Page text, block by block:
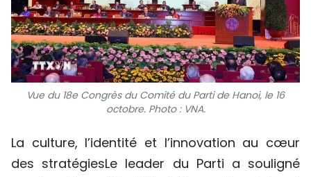
Vue du 18e Congrès du Comité du Parti de Hanoi, le 16
octobre. Photo : VNA.
La culture, l’identité et l’innovation au cœur
des stratégiesLe leader du Parti a souligné